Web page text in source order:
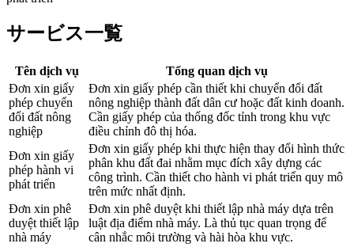
サービス一覧
Tên dịch vụ
Tổng quan dịch vụ
Đơn xin giấy
phép chuyển
đổi đất nông
nghiệp
Đơn xin giấy phép cần thiết khi chuyển đổi đất
nông nghiệp thành đất dân cư hoặc đất kinh doanh.
Cần giấy phép của thống đốc tỉnh trong khu vực
điều chỉnh đô thị hóa.
Đơn xin giấy
phép hành vi
phát triển
Đơn xin giấy phép khi thực hiện thay đổi hình thức
phân khu đất đai nhằm mục đích xây dựng các
công trình. Cần thiết cho hành vi phát triển quy mô
trên mức nhất định.
Đơn xin phê
duyệt thiết lập
nhà máy
Đơn xin phê duyệt khi thiết lập nhà máy dựa trên
luật địa điểm nhà máy. Là thủ tục quan trọng để
cân nhắc môi trường và hài hòa khu vực.